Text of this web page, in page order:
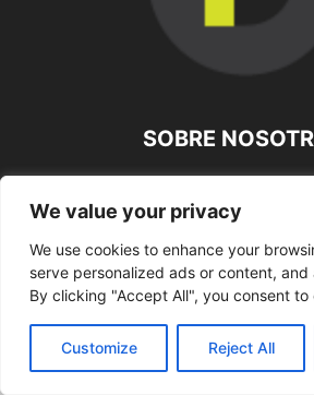
We value your privacy
We use cookies to enhance your
serve personalized ads or content,
By clicking "Accept All", you consent to
Customize Reject All
SOBRE
SÍGUENOS
©